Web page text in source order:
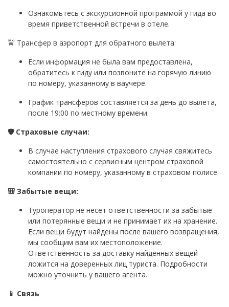
Ознакомьтесь с экскурсионной программой у гида во
время приветственной встречи в отеле.
🚖 Трансфер в аэропорт для обратного вылета:
Если информация не была вам предоставлена,
обратитесь к гиду или позвоните на горячую линию
по номеру, указанному в ваучере.
График трансферов составляется за день до вылета,
после 19:00 по местному времени.
🛡️ Страховые случаи:
В случае наступления страхового случая свяжитесь
самостоятельно с сервисным центром страховой
компании по номеру, указанному в страховом полисе.
🎒 Забытые вещи:
Туроператор не несет ответственности за забытые
или потерянные вещи и не принимает их на хранение.
Если вещи будут найдены после вашего возвращения,
мы сообщим вам их местоположение.
Ответственность за доставку найденных вещей
ложится на доверенных лиц туриста. Подробности
можно уточнить у вашего агента.
📱 Связь